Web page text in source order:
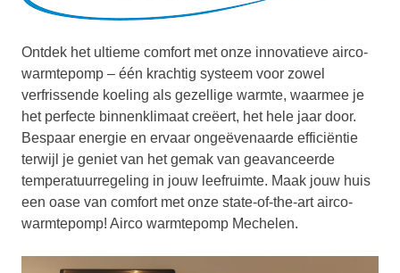
Ontdek het ultieme comfort met onze innovatieve airco-
warmtepomp – één krachtig systeem voor zowel
verfrissende koeling als gezellige warmte, waarmee je
het perfecte binnenklimaat creëert, het hele jaar door.
Bespaar energie en ervaar ongeëvenaarde efficiëntie
terwijl je geniet van het gemak van geavanceerde
temperatuurregeling in jouw leefruimte. Maak jouw huis
een oase van comfort met onze state-of-the-art airco-
warmtepomp! Airco warmtepomp Mechelen.